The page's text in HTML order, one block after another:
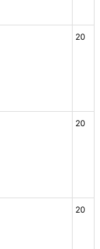
20
20
20